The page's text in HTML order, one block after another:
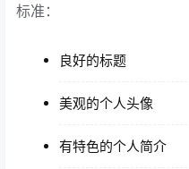
标准：
良好的标题
美观的个人头像
有特色的个人简介